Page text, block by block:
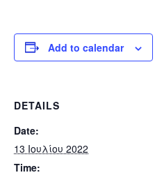
Add to calendar
DETAILS
Date:
13 Ιουλίου 2022
Time: